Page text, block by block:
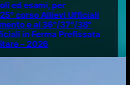
ed esami, per
corso Allievi Ufficiali
e al 36°/37°/38°
in Ferma Prefissata
– 2026